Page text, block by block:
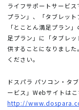
ライフサポートサービ
プラン」、「タブレット
「とことん満足プラン
足プラン」に「タブレ
供することになりまし
ください。
ドスパラ パソコン・タ
ービス」Webサイトはこ
http://